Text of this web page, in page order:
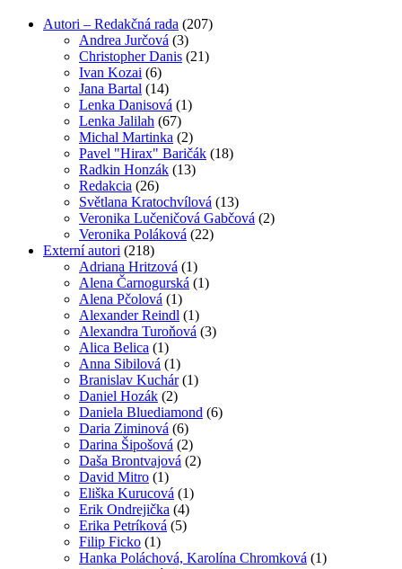
Autori – Redakčná rada (207)
Andrea Jurčová (3)
Christopher Danis (21)
Ivan Kozai (6)
Jana Bartal (14)
Lenka Danisová (1)
Lenka Jalilah (67)
Michal Martinka (2)
Pavel "Hirax" Baričák (18)
Radkin Honzák (13)
Redakcia (26)
Světlana Kratochvílová (13)
Veronika Lučeničová Gabčová (2)
Veronika Poláková (22)
Externí autori (218)
Adriana Hritzová (1)
Alena Čarnogurská (1)
Alena Pčolová (1)
Alexander Reindl (1)
Alexandra Turoňová (3)
Alica Belica (1)
Anna Sibilová (1)
Branislav Kuchár(1)
Daniel Hozák (2)
Daniela Bluediamond (6)
Daria Ziminová (6)
Darina Šipošová (2)
Daša Brontvajová (2)
David Mitro (1)
Eliška Kurucová (1)
Erik Ondrejička (4)
Erika Petríková (5)
Filip Ficko (1)
Hanka Poláchová, Karolína Chromková (1)